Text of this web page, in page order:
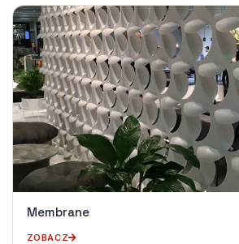
Membrane
ZOBACZ